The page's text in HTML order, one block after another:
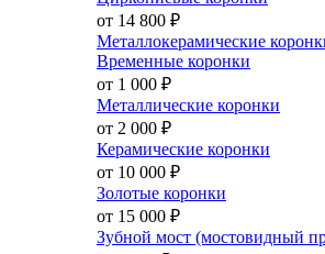
от 14 800 ₽
Металлокерамические
Временные коронки
от 1 000 ₽
Металлические коронки
от 2 000 ₽
Керамические коронки
от 10 000 ₽
Золотые коронки
от 15 000 ₽
Зубной мост (мостовидный